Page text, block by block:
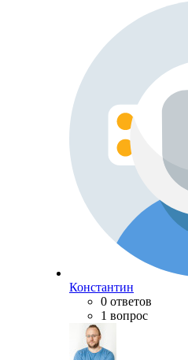
Константин
0 ответов
1 вопрос